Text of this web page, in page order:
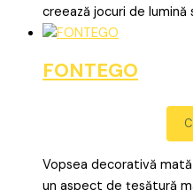
creează jocuri de lumină
FONTEGO
Vopsea decorativă
un aspect de țesătură